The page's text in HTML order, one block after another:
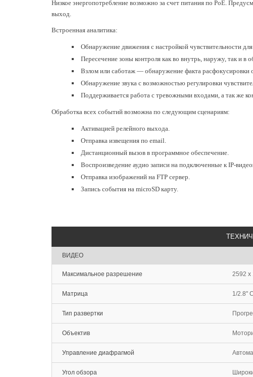
Низкое энергопотребление возможно за счет питания по PoE.
выход.
Встроенная аналитика:
Обнаружение движения с настройкой чувствительности
Пересечение зоны контроля как во внутрь, наружу, так и в
Взлом или саботаж — обнаружение факта расфокусировки
Обнаружение звука с возможностью регулировки
Поддерживается работа с тревожными входами, а так же
Обработка всех событий возможна по следующим сценариям:
Активацией релейного выхода.
Отправка извещения по email.
Дистанционный вызов в программное обеспечение.
Воспроизведение аудио записи на подключенные к IP-
Отправка изображений на FTP сервер.
Запись события на microSD карту.
ВИДЕО
Максимальное разрешение 2592 x
Матрица 1/2.8"
Тип развертки
Объектив
Управление диафрагмой
Угол обзора